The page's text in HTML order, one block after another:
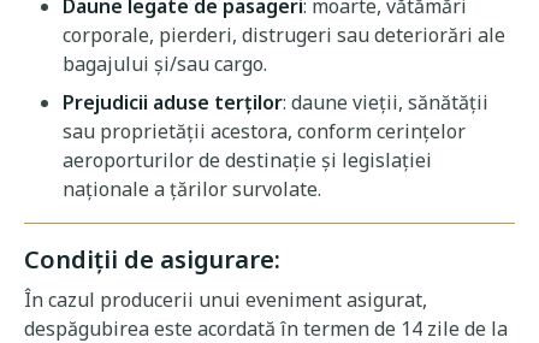
Daune legate de pasageri: moarte, vătămări
corporale, pierderi, distrugeri sau deteriorări ale
bagajului și/sau cargo.
Prejudicii aduse terților: daune vieții, sănătății
sau proprietății acestora, conform cerințelor
aeroporturilor de destinație și legislației
naționale a țărilor survolate.
Condiții de asigurare:
În cazul producerii unui eveniment asigurat,
despăgubirea este acordată în termen de 14 zile de la